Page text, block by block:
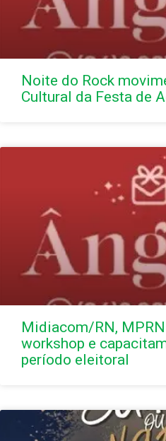
Noite do Rock
Cultural da Festa de
Midiacom/RN,
workshop e
período eleitoral